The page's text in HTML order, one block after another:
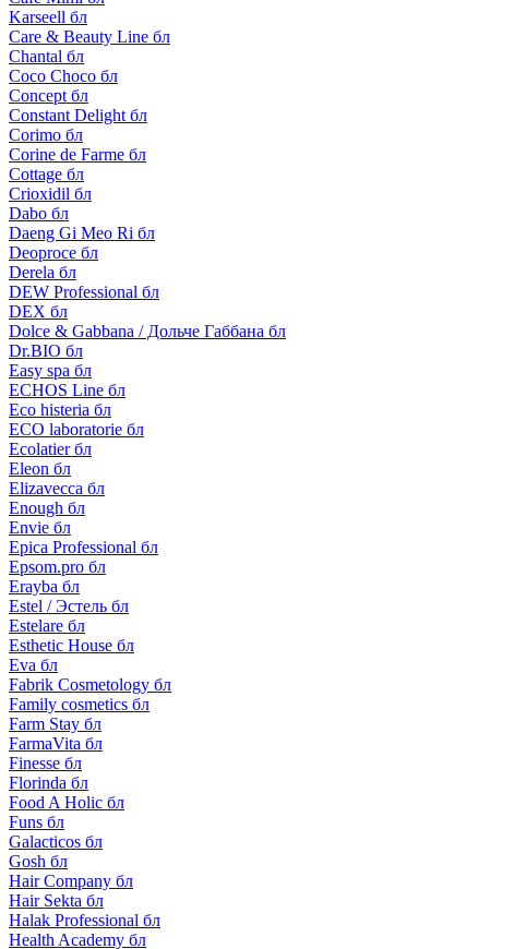
Karseell бл
Care & Beauty Line бл
Chantal бл
Coco Choco бл
Concept бл
Constant Delight бл
Corimo бл
Corine de Farme бл
Cottage бл
Crioxidil бл
Dabo бл
Daeng Gi Meo Ri бл
Deoproce бл
Derela бл
DEW Professional бл
DEX бл
Dolce & Gabbana / Дольче Габбана бл
Dr.BIO бл
Easy spa бл
ECHOS Line бл
Eco histeria бл
ECO laboratorie бл
Ecolatier бл
Eleon бл
Elizavecca бл
Enough бл
Envie бл
Epica Professional бл
Epsom.pro бл
Erayba бл
Estel / Эстель бл
Estelare бл
Esthetic House бл
Eva бл
Fabrik Cosmetology бл
Family cosmetics бл
Farm Stay бл
FarmaVita бл
Finesse бл
Florinda бл
Food A Holic бл
Funs бл
Galacticos бл
Gosh бл
Hair Company бл
Hair Sekta бл
Halak Professional бл
Health Academy бл